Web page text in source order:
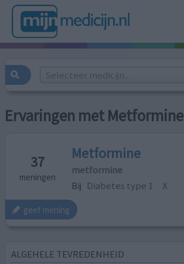
Selecteer medicijn...
Ervaringen met Metformine
37
meningen
Metformine
metformine
Bij Diabetes type 1 X
geef mening
ALGEHELE TEVREDENHEID